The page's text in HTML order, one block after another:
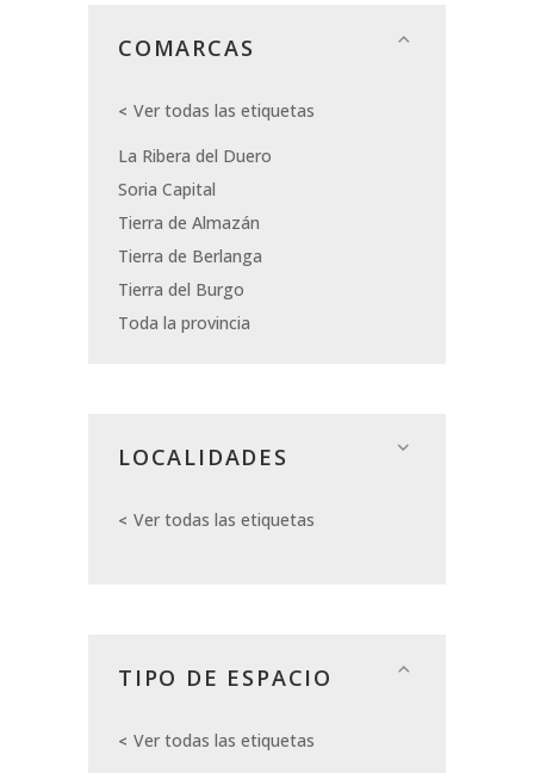
COMARCAS
Ver todas las etiquetas
La Ribera del Duero
Soria Capital
Tierra de Almazán
Tierra de Berlanga
Tierra del Burgo
Toda la provincia
LOCALIDADES
Ver todas las etiquetas
TIPO DE ESPACIO
Ver todas las etiquetas